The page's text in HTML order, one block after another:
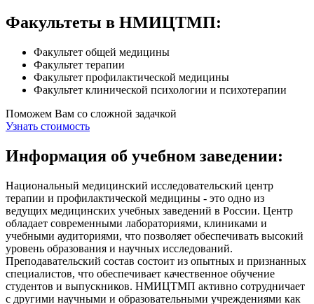
Факультеты в НМИЦТМП:
Факультет общей медицины
Факультет терапии
Факультет профилактической медицины
Факультет клинической психологии и психотерапии
Поможем Вам со сложной задачкой
Узнать стоимость
Информация об учебном заведении:
Национальный медицинский исследовательский центр
терапии и профилактической медицины - это одно из
ведущих медицинских учебных заведений в России. Центр
обладает современными лабораториями, клиниками и
учебными аудиториями, что позволяет обеспечивать высокий
уровень образования и научных исследований.
Преподавательский состав состоит из опытных и признанных
специалистов, что обеспечивает качественное обучение
студентов и выпускников. НМИЦТМП активно сотрудничает
с другими научными и образовательными учреждениями как